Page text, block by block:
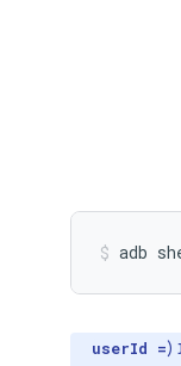
adb
(
userId =